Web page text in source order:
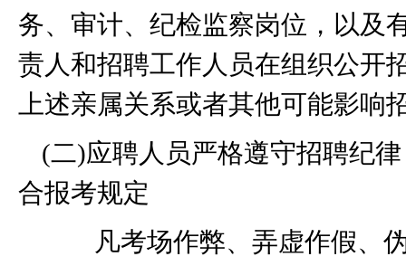
务、审计、纪检监察岗位，以及
责人和招聘工作人员在组织公开
上述亲属关系或者其他可能影
(二)应聘人员严格遵守招聘纪
合报考规定
凡考场作弊、弄虚作假、伪